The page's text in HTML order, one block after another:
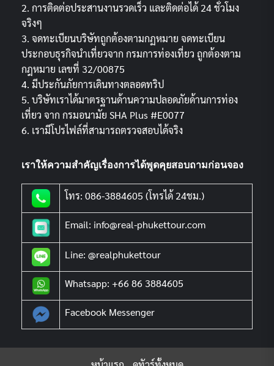
2. การติดต่อประสานงานรวดเร็ว และติดต่อได้ 24 ชั่วโมง
จริงๆ
3. จดทะเบียนบริษัทถูกต้องตามกฏหมาย จดทะเบียน
ประกอบธุรกิจนำเที่ยวจาก กรมการท่องเที่ยว ถูกต้องตาม
กฎหมาย เลขที่ 32/00875
4. มีประกันภัยการเดินทางตลอดทริป
5. บริษัทเราได้มาตรฐานด้านความปลอดภัยด้านการท่อง
เที่ยว จาก กรมอนามัย SHA Plus #E0077
6. เรามีโปรไฟล์ที่สามารถตรวจสอบได้จริง
เราให้ความสำคัญเรื่องการได้พูดคุยสอบถามก่อนจอง
โทร: 086-3884605 (โทรได้ 24ชม.)
Email: info@real-phukettour.com
Line: @realphukettour
Whatsapp: +66 86 3884605
Facebook Messenger